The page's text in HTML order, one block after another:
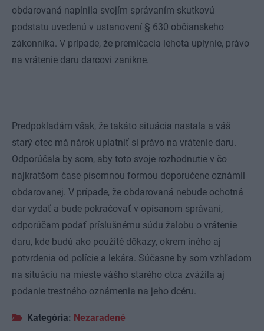
obdarovaná naplnila svojím správaním skutkovú
podstatu uvedenú v ustanovení § 630 občianskeho
zákonníka. V prípade, že premlčacia lehota uplynie, právo
na vrátenie daru darcovi zanikne.
Predpokladám však, že takáto situácia nastala a váš
starý otec má nárok uplatniť si právo na vrátenie daru.
Odporúčala by som, aby toto svoje rozhodnutie v čo
najkratšom čase písomnou formou doporučene oznámil
obdarovanej. V prípade, že obdarovaná nebude ochotná
dar vydať a bude pokračovať v opísanom správaní,
odporúčam podať príslušnému súdu žalobu o vrátenie
daru, kde budú ako použité dôkazy, okrem iného aj
potvrdenia od polície a lekára. Súčasne by som vzhľadom
na situáciu na mieste vášho starého otca zvážila aj
podanie trestného oznámenia na jeho dcéru.
Kategória: Nezaradené